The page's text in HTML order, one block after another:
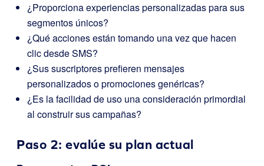
¿Proporciona experiencias personalizadas para sus
segmentos únicos?
¿Qué acciones están tomando una vez que hacen
clic desde SMS?
¿Sus suscriptores prefieren mensajes
personalizados o promociones genéricas?
¿Es la facilidad de uso una consideración primordial
al construir sus campañas?
Paso 2: evalúe su plan actual